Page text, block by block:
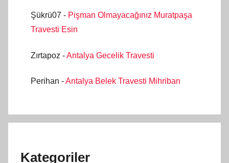
Şükrü07 - Pişman Olmayacağınız Muratpaşa
Travesti Esin
Zırtapoz -Antalya Gecelik Travesti
Perihan -Antalya Belek Travesti Mihriban
Kategoriler